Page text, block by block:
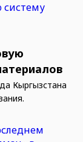
Кыргызстана